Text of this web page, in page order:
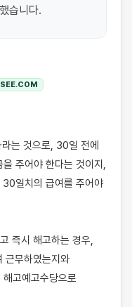
습니다.
주어야 한다는 것이지,
일치의 급여를 주어야
즉시 해고하는 경우,
근무하였는지와
고예고수당으로